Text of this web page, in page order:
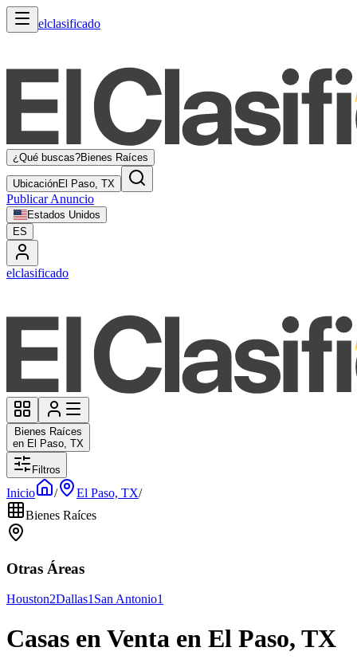
elclasificado
¿Qué buscas?Bienes Raíces
UbicaciónEl Paso, TX
Publicar Anuncio
Estados Unidos
ES
elclasificado
Bienes Raíces
en El Paso, TX
Filtros
Inicio / El Paso, TX/
Bienes Raíces
Otras Áreas
Houston2Dallas1San Antonio1
Casas en Venta en El Paso, TX